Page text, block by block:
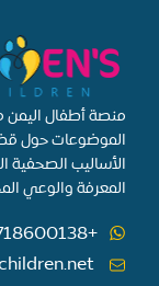
منصة أطفال
الموضوعات حول
الأساليب الصحفية
المعرفة والوعي
+967718600138